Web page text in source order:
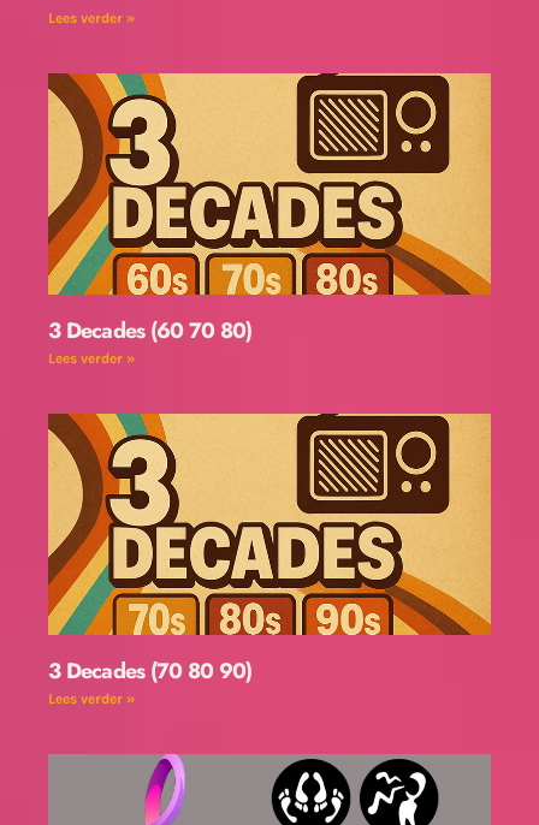
Lees verder »
3 Decades (60 70 80)
Lees verder »
3 Decades (70 80 90)
Lees verder »